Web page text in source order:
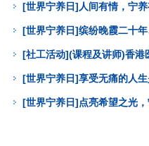
[世界宁养日]人间有情，宁
[世界宁养日]缤纷晚霞二十
[社工活动](课程及讲师)香
[世界宁养日]享受无痛的人
[世界宁养日]点亮希望之光